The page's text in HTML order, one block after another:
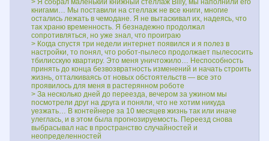
> Я собрал маленький книжный стеллаж Billy, мы наполнили его
книгами… Мы поставили на стеллаж не все книги, многие
остались лежать в чемодане. Я не вытаскивал их, надеясь, что
так храню временность. Я безнадежно продолжал
сопротивляться, но уже знал, что проиграю
> Когда спустя три недели интернет появился и я полез в
настройки, то понял, что робот-пылесо продолжает пылесосить
тбилисскую квартиру. Это меня уничтожило… Неспособность
принять до конца безвозвратность изменений и начать строить
жизнь, отталкиваясь от новых обстоятельств — все это
проявилось для меня в растерянном роботе
> За несколько дней до переезда, вечером за ужином мы
посмотрели друг на друга и поняли, что не хотим никуда
уезжать… В контейнере за 10 месяцев жизнь так или иначе
улеглась, и в этом была прогнозируемость. Переезд снова
выбрасывал нас в пространство случайностей и
неопределенностей